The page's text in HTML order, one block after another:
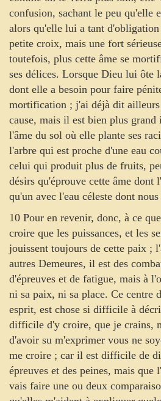
confusion, sachant le peu qu'elle
alors qu'elle lui a tant d'obligation
petite croix, mais une fort
toutefois, plus cette âme se
ses délices. Lorsque Dieu lui ôte
dont elle a besoin pour faire
mortification ; j'ai déjà dit
cause, mais il est bien plus
l'âme du sol où elle plante ses
l'arbre qui est proche d'une eau
celui qui produit plus de fruits,
désirs qu'éprouve cette âme
qu'un avec l'eau céleste dont
10 Pour en revenir, donc, à ce
croire que les puissances, et les
jouissent toujours de cette paix ;
autres Demeures, il est des
d'épreuves et de fatigue, mais à
ni sa paix, ni sa place. Ce centre
esprit, est chose si difficile à
difficile d'y croire, que je crains,
d'avoir su m'exprimer vous ne
me croire ; car il est difficile de
épreuves et des peines, mais que
vais faire une ou deux